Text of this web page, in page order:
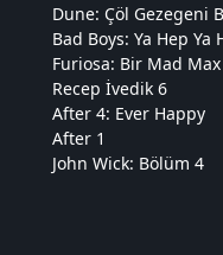
Dune: Çöl Gezegeni
Bad Boys: Ya Hep Ya
Furiosa: Bir Mad Max
Recep İvedik 6
After 4: Ever Happy
After 1
John Wick: Bölüm 4